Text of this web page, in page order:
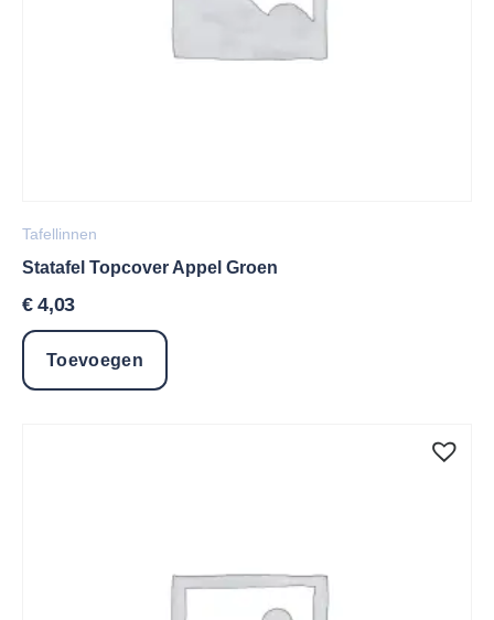
Tafellinnen
Statafel Topcover Appel Groen
€4,03
Toevoegen